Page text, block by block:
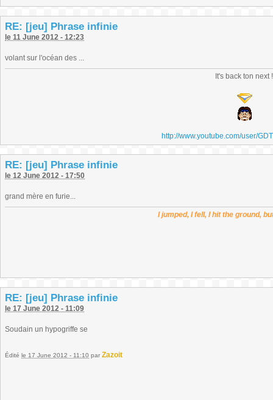
RE: [jeu] Phrase infinie
le 11 June 2012 - 12:23
volant sur l'océan des ...
It's back ton next !
http://www.youtube.com/user/
RE: [jeu] Phrase infinie
le 12 June 2012 - 17:50
grand mère en furie...
I jumped, I fell, I hit the ground,
RE: [jeu] Phrase infinie
le 17 June 2012 - 11:09
Soudain un hypogriffe se
Édité le 17 June 2012 - 11:10 par Zazoit